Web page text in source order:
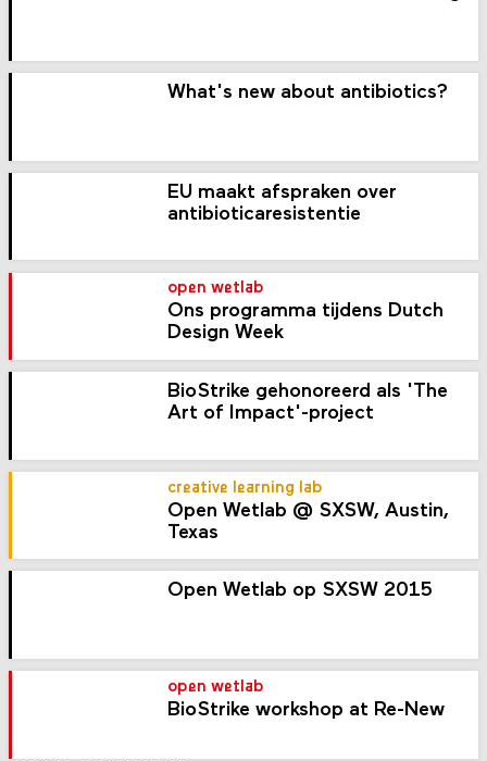
What's new about antibiotics?
EU maakt afspraken over
antibioticaresistentie
open wetlab
Ons programma tijdens Dutch
Design Week
BioStrike gehonoreerd als 'The
Art of Impact'-project
creative learning lab
Open Wetlab @ SXSW, Austin,
Texas
Open Wetlab op SXSW 2015
open wetlab
BioStrike workshop at Re-New